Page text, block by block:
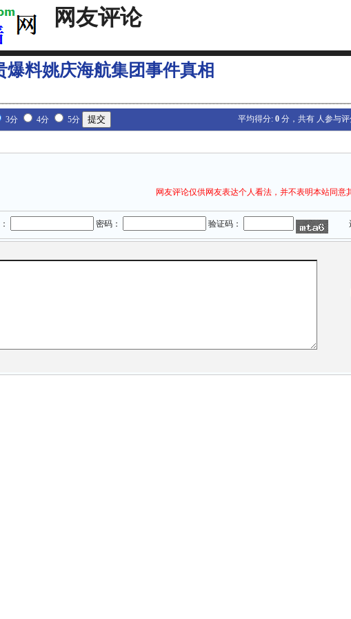
网友评论
爆料姚庆海航集团事件真相
3分 4分 5分 平均得分: 0分，共有 人参与
网友评论仅供网友表达个人看法，并不表明本站同意
密码： 验证码：